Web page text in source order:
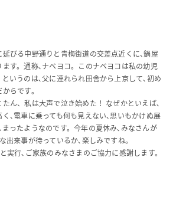
びる中野通りと青梅街道の交差点近くに､鍋屋
す。通称､ナベヨコ。このナベヨコは私の幼児
いうのは､父に連れられ田舎から上京して､初め
らです。
ん、私は大声で泣き始めた！ なぜかといえば､
､電車に乗っても何も見えない､思いもかけぬ展
ったようなのです。今年の夏休み､みなさんが
出来事が待っているか､楽しみですね。
実行､ご家族のみなさまのご協力に感謝します。